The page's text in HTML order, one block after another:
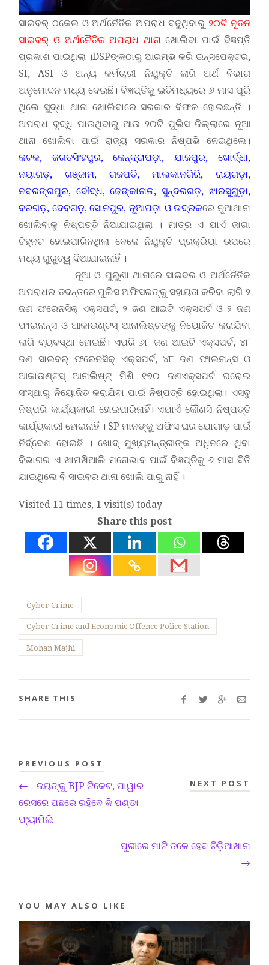
ସାଇବର୍ ଠକେଇ ଓ ଅର୍ଥନୈତିକ ଅପରାଧ ବଢୁଥିବାରୁ୨୦ଟି ନୂତନ
ସାଇବର୍ ଓ ଅର୍ଥନୈତିକ ଅପରାଧ ଥାନା ଖୋଲିବା ପାଇଁ ବିଜ୍ଞପ୍ତି
ପ୍ରକାଶ ପାଇଥିଲା ।DSPଙ୍କଠାରୁ ଆରମ୍ଭ କରି ଇନ୍ସପେକ୍ଟର,
SI, ASI ଓ ଅନ୍ୟ କର୍ମଚାରୀ ନିଯୁକ୍ତି ଲାଗି ଅର୍ଥ ବିଭାଗ
ଅନୁମୋଦନ ମଧ୍ୟ ଦେଇଛି। ବିଜ୍ଞପ୍ତିକୁ ଇତିମଧ୍ୟରେ ୬ ମାସ ପୂରି
ଥିଲେ ସୁଦ୍ଧା ଥାନା ଖୋଲିବାରେ ସରକାର ବିଫଳ ହୋଇଛନ୍ତି ।
ଅପରାଧ ବୃଦ୍ଧି ପାଉଥିବାରୁ ଆଉ ୨୦ଟି ପୁଲିସ ଜିଲ୍ଲାରେ ନୂଆ
ଥାନା ଖୋଲିବା ପାଇଁ ରାଜ୍ୟ ସରକାର ନିଷ୍ପଭି ନେଇଥିଲେ।
କଟକ, ଜଗତସିଂହପୁର, କେନ୍ଦ୍ରାପଡ଼ା, ଯାଜପୁର, ଖୋର୍ଦ୍ଧା,
ନୟାଗଡ଼, ଗଞ୍ଜାମ, ଗଜପତି, ମାଲକାନଗିରି, ରାୟଗଡ଼ା,
ନବରଙ୍ଗପୁର, ବୌଦ୍ଧ, ଢେଙ୍କାନାଳ, ସୁନ୍ଦରଗଡ଼, ଝାରସୁଗୁଡ଼ା,
ବରଗଡ଼, ଦେବଗଡ଼, ସୋନପୁର, ନୂଆପଡ଼ା ଓ ଭଦ୍ରକରେ ନୂଆଥାନା
ଖୋଲିବାକୁ ନିଷ୍ପତ୍ତି ନିଆଯାଇଥିଲା । ମାତ୍ର ଏ ଯାଏଁ ଜାଗା
ଚିହ୍ନଟ ହୋଇପାରିନଥିଲା ବେଳେ ନିଯୁକ୍ତି ପ୍ରକ୍ରିୟା ଉପରେ
ମଧ୍ୟ ଗୁରୁତ୍ୱ ଦିଆଯାଇନାହିଁ ।
ନୂଆ ଓ ପୁରୁଣା ଥାନାରେ ସାଇବର ଓ ଅର୍ଥନୈତିକ
ଅପରାଧର ତଦନ୍ତରେ ପୁଲିସ ଅଫିସରଙ୍କୁ ସହାୟତା କରିବା ଲାଗି ୨
ଜଣ ଫରେନସିକ୍ ଏକ୍ସପର୍ଟ, ୨ ଜଣ ଆଇଟି ଏକ୍ସପର୍ଟ ଓ ୨ ଜଣ
ଫାଇନାନ୍ସ ଓ ଆକାଉଣ୍ଟସ୍ ଆନାଲିଷ୍ଟଙ୍କୁ ନିୟୋଜିତ କରାଯିବା
ଲାଗି ବ୍ୟବସ୍ଥା ହୋଇଛି। ଏପରି ୬୮ ଜଣ ଆଇଟି ଏକ୍ସପର୍ଟ, ୪୮
ଜଣ ସାଇବର୍ ଫରେନସିକ୍ ଏକ୍ସପର୍ଟ, ୪୮ ଜଣ ଫାଇନାନ୍ସ ଓ
ଆକାଉଣ୍ଟସ୍ ଆନାଲିଷ୍ଟ୍ ମିଶି ୧୭୦ ଜଣଏକ୍ସପର୍ଟ ଘରୋଇ
ସଂସ୍ଥାରୁ ନିୟୋଜିତ କରାଯିବା ପାଇଁ ନିଷ୍ପତ୍ତି ହୋଇଥିଲା। ଏସବୁ
ନିଷ୍ପରି କାର୍ଯ୍ୟକାରୀ ହୋଇପାରିନାହିଁ। ଏଯାଏଁ କୌଣସି ନିଷ୍ପତ୍ତି
କାର୍ଯ୍ୟକାରୀ ହୋଇନାହିଁ । SP ମାନଙ୍କୁ ଅଫିସ ଘର ଯୋଗାଡ଼ ପାଇଁ
ନିର୍ଦ୍ଦେଶ ହୋଇଛି । ଖୋଦ୍ ମୁଖ୍ୟମନ୍ତ୍ରୀଙ୍କ ଅଧିନରେ ଥିବା
ବିଭାଗର ଏ ଖାମଖିଆଲି ମନୋଭାବ ପାଇଁ ବିଜ୍ଞପ୍ତିକୁ ୬ ମାସ ବିତି
ଯାଇଥିଲେ ବି ସାଇବର ଥାନା ଖୋଲି ପାରୁ ନାହିଁ ।
Visited 11 times, 1 visit(s) today
Share this post
Cyber Crime
Cyber Crime and Economic Offence Police Station
Mohan Majhi
SHARE THIS
PREVIOUS POST
←
ଜୟଙ୍କୁ BJP ଟିକେଟ, ପାୱାର
ରେସରେ ପଛରେ ରହିବେ କି ପଣ୍ଡା
ଫ୍ୟାମିଲି
NEXT POST
ପୁରୀରେ ମାଟି ତଳେ ହେବ ଚିଡ଼ିଆଖାନା
→
YOU MAY ALSO LIKE